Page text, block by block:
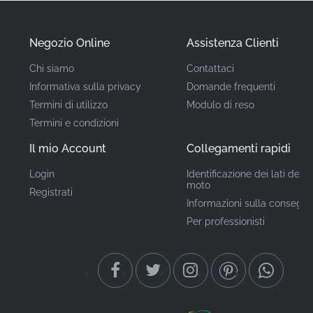
86174KPP640ZA
Produttore
montaggio
serbatoio carburante, lato
sinistro*
Adesivo
L'utilizzo di grafiche originali di fabbrica è una chiara
dichiarazione di orgoglio di proprietà, dimostrando
Negozio Online
Chi siamo
Informativa sulla privacy
Termini di utilizzo
Termini e condizioni
Il mio Account
Login
Registrati
Assistenza Clienti
Contattaci
Domande frequenti
Modulo di reso
Collegamenti rapidi
Identificazione dei lati della
moto
Informazioni sulla
Per professionisti